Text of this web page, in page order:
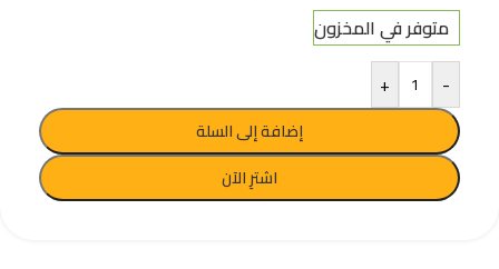
متوفر في المخزون
-
+
إضافة إلى السلة
اشترِ الآن